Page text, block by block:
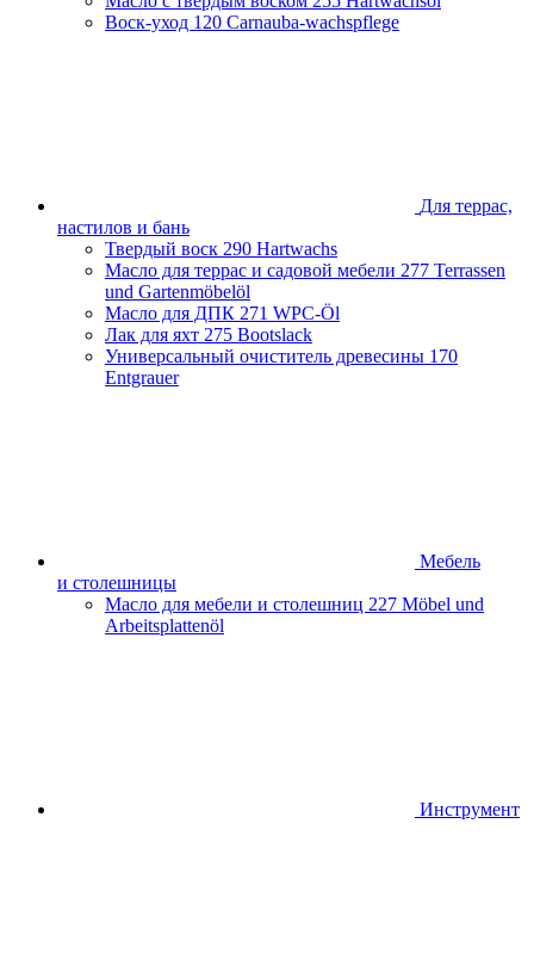
Воск-уход 120 Carnauba-wachspflege
Для террас,
настилов и бань
Твердый воск 290 Hartwachs
Масло для террас и садовой мебели 277 Terrassen
und Gartenmöbelöl
Масло для ДПК 271 WPC-Öl
Лак для яхт 275 Bootslack
Универсальный очиститель древесины 170
Entgrauer
Мебель
и столешницы
Масло для мебели и столешниц 227 Möbel und
Arbeitsplattenöl
Инструмент